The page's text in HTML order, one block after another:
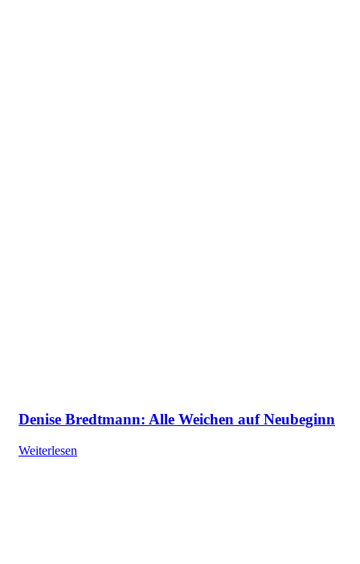
Denise Bredtmann: Alle Weichen auf Neubeginn
Weiterlesen